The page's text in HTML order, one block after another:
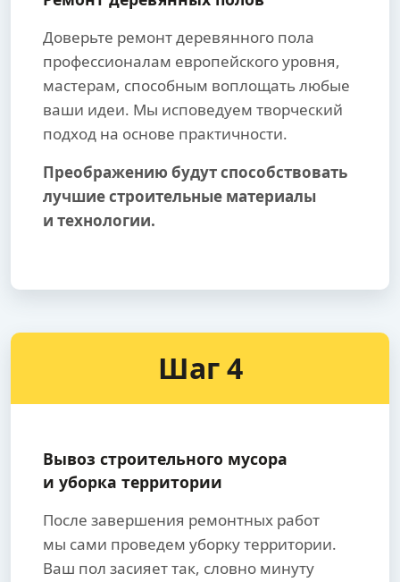
Доверьте ремонт деревянного пола
профессионалам европейского уровня,
мастерам, способным воплощать любые
ваши идеи. Мы исповедуем творческий
подход на основе практичности.
Преображению будут способствовать
лучшие строительные материалы
и технологии.
Шаг 4
Вывоз строительного мусора
и уборка территории
После завершения ремонтных работ
мы сами проведем уборку территории.
Ваш пол засияет так, словно минуту